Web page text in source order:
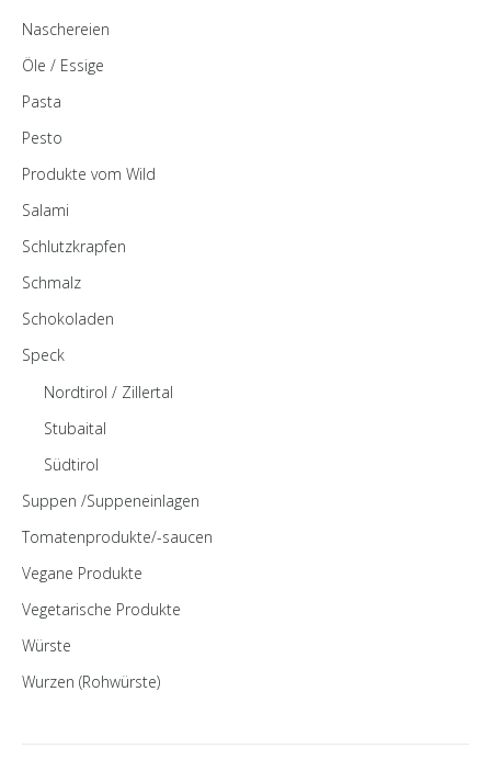
Naschereien
Öle / Essige
Pasta
Pesto
Produkte vom Wild
Salami
Schlutzkrapfen
Schmalz
Schokoladen
Speck
Nordtirol / Zillertal
Stubaital
Südtirol
Suppen /Suppeneinlagen
Tomatenprodukte/-saucen
Vegane Produkte
Vegetarische Produkte
Würste
Wurzen (Rohwürste)